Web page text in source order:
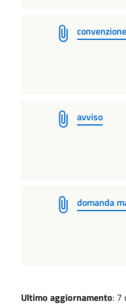
avviso
domanda
Ultimo aggiornamento: 7